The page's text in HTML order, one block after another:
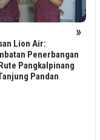
»
Lion Air:
Penerbangan
Pangkalpinang
Pandan